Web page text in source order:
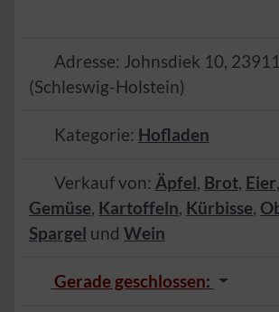
Adresse: Johnsdiek 10, 23911
(Schleswig-Holstein)
Kategorie: Hofladen
Verkauf von: Äpfel, Brot, Eier,
Gemüse, Kartoffeln, Kürbisse,
Spargel und Wein
Gerade geschlossen: